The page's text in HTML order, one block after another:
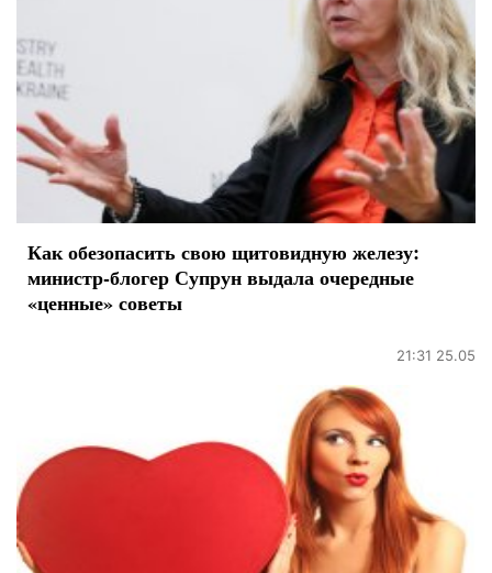
Как обезопасить свою щитовидную железу:
министр-блогер Супрун выдала очередные
«ценные» советы
21:31 25.05